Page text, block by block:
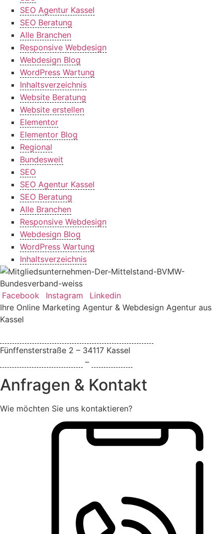
SEO Agentur Kassel
SEO Beratung
Alle Branchen
Responsive Webdesign
Webdesign Blog
WordPress Wartung
Inhaltsverzeichnis
Website Beratung
Website erstellen
Elementor
Elementor Blog
Regional
Bundesweit
SEO
SEO Agentur Kassel
SEO Beratung
Alle Branchen
Responsive Webdesign
Webdesign Blog
WordPress Wartung
Inhaltsverzeichnis
Facebook Instagram
Linkedin
Ihre Online Marketing Agentur & Webdesign Agentur aus
Kassel
Fünffensterstraße 2 – 34117 Kassel
–
Anfragen & Kontakt
Wie möchten Sie uns kontaktieren?